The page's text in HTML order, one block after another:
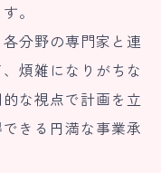
。
分野の専門家と連
煩雑になりがちな
な視点で計画を立
きる円満な事業承